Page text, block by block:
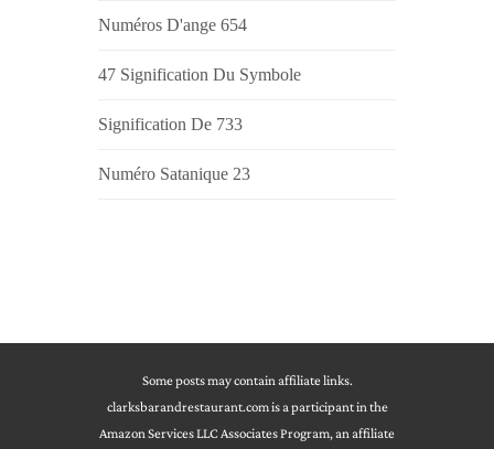
Numéros D'ange 654
47 Signification Du Symbole
Signification De 733
Numéro Satanique 23
Some posts may contain affiliate links.
clarksbarandrestaurant.com is a participant in the
Amazon Services LLC Associates Program, an affiliate